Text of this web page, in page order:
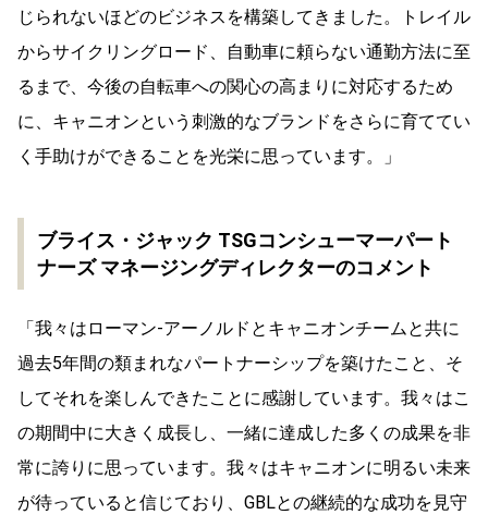
じられないほどのビジネスを構築してきました。トレイル
からサイクリングロード、自動車に頼らない通勤方法に至
るまで、今後の自転車への関心の高まりに対応するため
に、キャニオンという刺激的なブランドをさらに育ててい
く手助けができることを光栄に思っています。」
ブライス・ジャック TSGコンシューマーパート
ナーズ マネージングディレクターのコメント
「我々はローマン-アーノルドとキャニオンチームと共に
過去5年間の類まれなパートナーシップを築けたこと、そ
してそれを楽しんできたことに感謝しています。我々はこ
の期間中に大きく成長し、一緒に達成した多くの成果を非
常に誇りに思っています。我々はキャニオンに明るい未来
が待っていると信じており、GBLとの継続的な成功を見守